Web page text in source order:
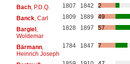
Bach, P.D.Q. 1807 1842
2
Banck, Carl 1809 1889
49
Bargiel,
Woldemar
1828 1897 57
Bärmann,
Heinrich Joseph
1784 1847 7